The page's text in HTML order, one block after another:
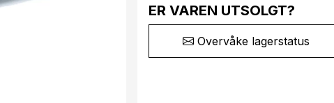
ER VAREN UTSOLGT?
Overvåke lagerstatus